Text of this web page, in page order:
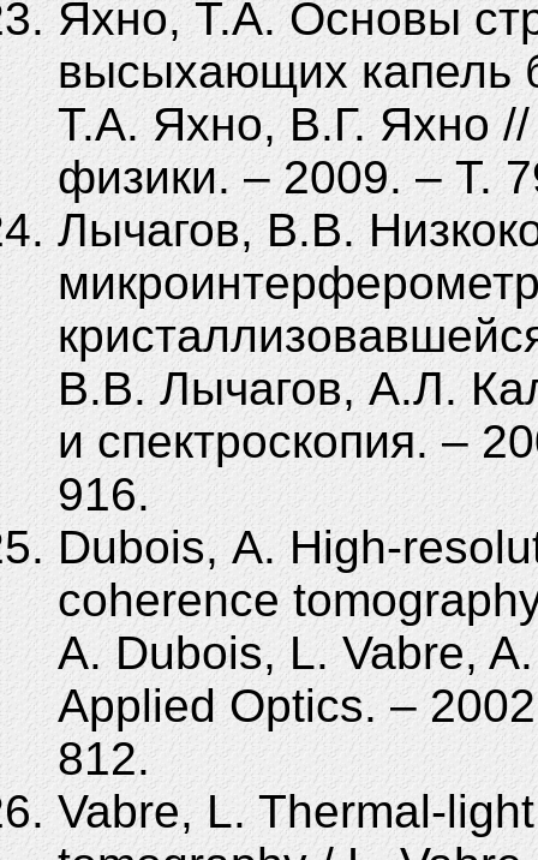
Яхно, Т.А. Основы
высыхающих капель
Т.А. Яхно, В.Г. Яхно
физики. – 2009. – Т.
Лычагов, В.В.
В.В. Лычагов, А.Л.
и спектроскопия. –
916.
Dubois, A. High-
coherence
A. Dubois, L. Vabre,
Applied Optics. –
812.
Vabre, L. Thermal-